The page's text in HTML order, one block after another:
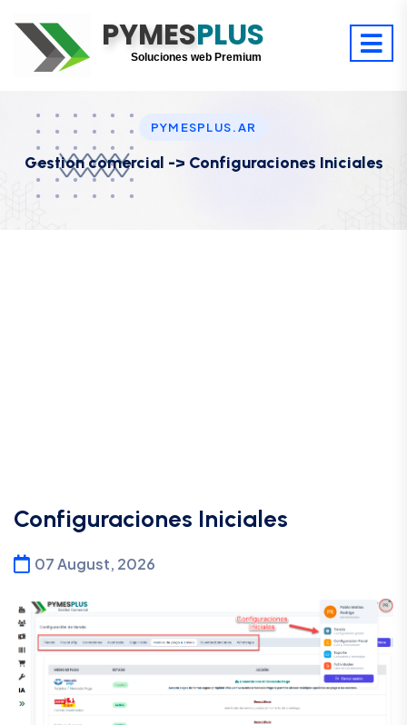
PYMESPLUS
Digitaliza tu éxito
Soluciones web Premium
PYMESPLUS.AR
Gestion comercial -> Configuraciones Iniciales
Configuraciones Iniciales
07 August, 2026